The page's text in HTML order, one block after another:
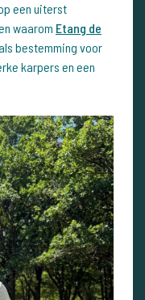
een uiterst
waarom Etang de
bestemming voor
karpers en een